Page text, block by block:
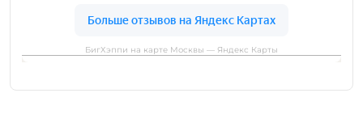
БигХэппи на карте Москвы — Яндекс Карты